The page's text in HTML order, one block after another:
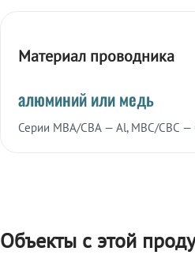
Материал проводника
алюминий или медь
Серии МВА/СВА — Al, МВС/СВС —
Объекты с этой